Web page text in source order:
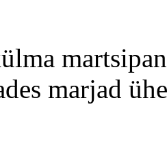
marjad